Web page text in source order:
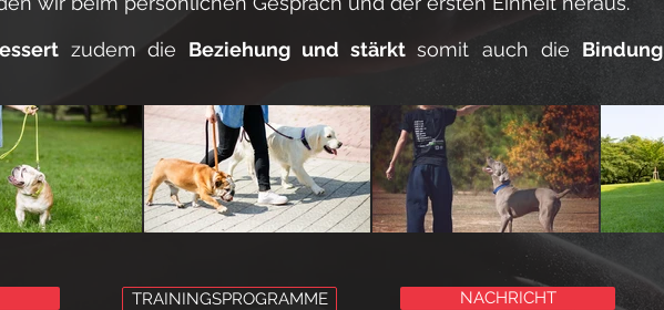
zudem die Beziehung und stärktsomit auch die Bindung
TRAININGSPROGRAMME NACHRICHT